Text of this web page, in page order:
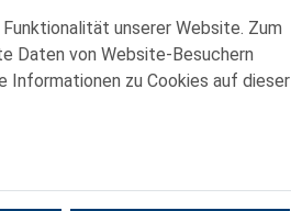
unserer Website. Zum
Daten von Website-Besuchern
Informationen zu Cookies auf dieser